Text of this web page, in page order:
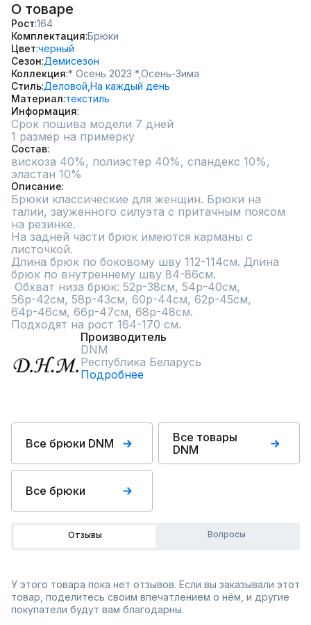
О товаре
Рост 164
Комплектация Брюки
Цвет черный
Сезон Демисезон
Коллекция * Осень 2023 *,Осень-Зима
Стиль Деловой, На каждый день
Материал текстиль
Информация
Срок пошива модели 7 дней
1 размер на примерку
Состав
вискоза 40%, полиэстер 40%, спандекс 10%,
Описание
Брюки классические для женщин. Брюки на
талии, зауженного силуэта с притачным поясом
на резинке.
На задней части брюк имеются карманы с
листочкой.
Длина брюк по боковому шву 112-114см. Длина
брюк по внутреннему шву 84-86см.
56р-42см, 58р-43см, 60р-44см, 62р-45см,
64р-46см, 66р-47см, 68р-48см.
Подходят на рост 164-170 см.
Производитель
DNM
Республика Беларусь
Подробнее
Все брюки DNM
Все товары
DNM
Все брюки
Отзывы Вопросы
У этого товара пока нет отзывов. Если вы заказывали этот
товар, поделитесь своим впечатлением о нём, и другие
покупатели будут вам благодарны.